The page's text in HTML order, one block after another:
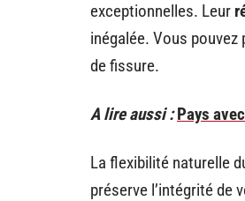
exceptionnelles. Leur
inégalée. Vous
de fissure.
A lire aussi : Pays
La flexibilité naturelle
préserve l’intégrité de